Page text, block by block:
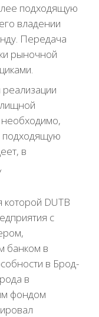
подходящую
владении
Передача
рыночной
реализации
подходящую
в
DUTB
с
банком в
в Брод-
в
фондом